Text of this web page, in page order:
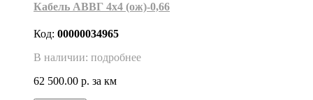
Кабель АВВГ 4х4 (ож)-0,66
Код: 00000034965
В наличии: подробнее
62 500.00 р. за км